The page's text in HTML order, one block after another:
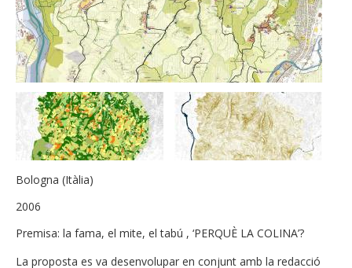
Bologna (Itàlia)
2006
Premisa: la fama, el mite, el tabú , ‘PERQUÈ LA COLINA’?
La proposta es va desenvolupar en conjunt amb la redacció